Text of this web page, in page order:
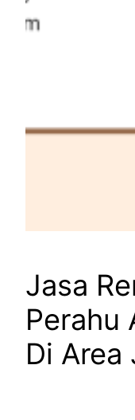
Jasa
Perahu
Di Area